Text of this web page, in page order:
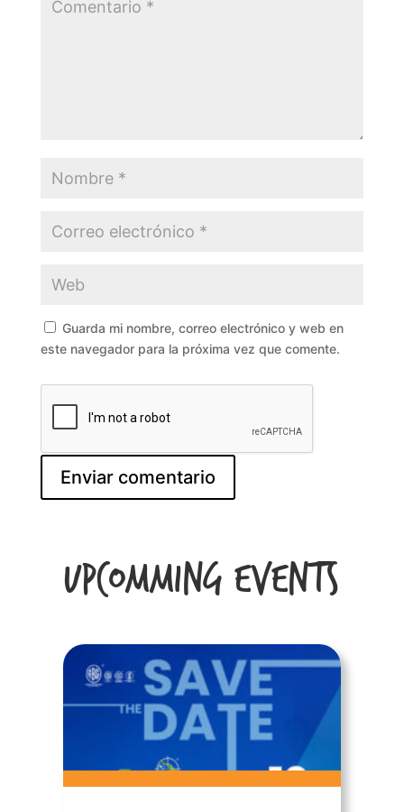
Guarda mi nombre, correo electrónico y web en
este navegador para la próxima vez que comente.
Upcomming Events